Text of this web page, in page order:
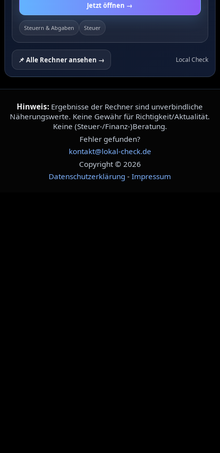
Jetzt öffnen →
Steuern & Abgaben Steuer
📌 Alle Rechner ansehen → Local Check
Hinweis: Ergebnisse der Rechner sind unverbindliche
Näherungswerte. Keine Gewähr für Richtigkeit/Aktualität.
Keine (Steuer-/Finanz-)Beratung.
Fehler gefunden?
kontakt@lokal-check.de
Copyright © 2026
Datenschutzerklärung -Impressum